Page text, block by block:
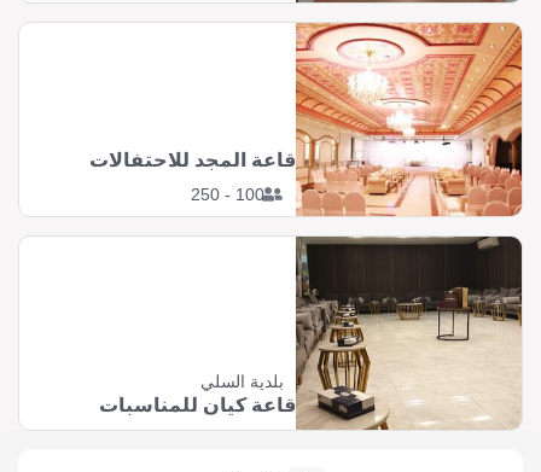
100 - 250
قاعة المجد للاحتفالات
بلدية السلي
قاعة كيان للمناسبات